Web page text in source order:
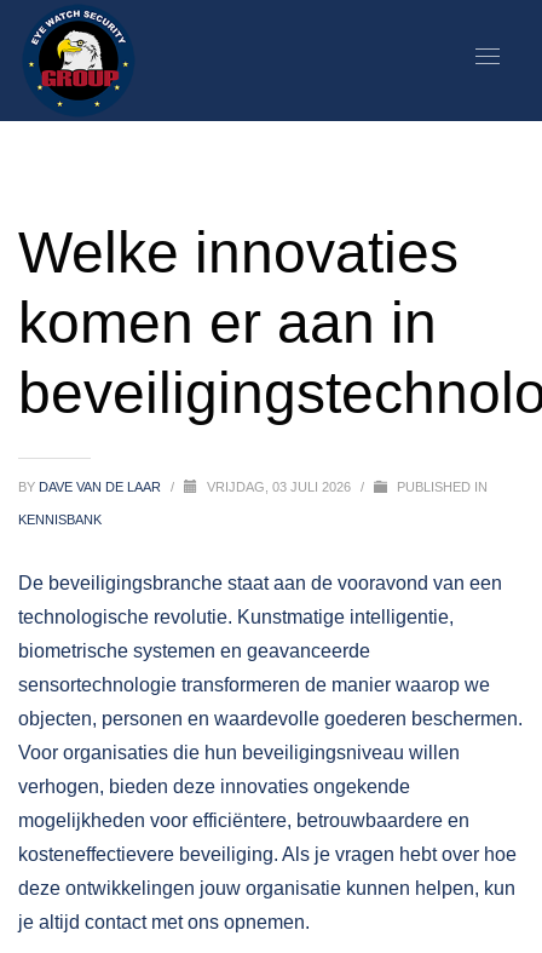
Welke innovaties
komen er aan in
BY DAVE VAN DE LAAR / VRIJDAG, 03 JULI 2026 / PUBLISHED IN
KENNISBANK
De beveiligingsbranche staat aan de vooravond van een
technologische revolutie. Kunstmatige intelligentie,
biometrische systemen en geavanceerde
sensortechnologie transformeren de manier waarop we
objecten, personen en waardevolle goederen beschermen.
Voor organisaties die hun beveiligingsniveau willen
verhogen, bieden deze innovaties ongekende
mogelijkheden voor efficiëntere, betrouwbaardere en
kosteneffectievere beveiliging. Als je vragen hebt over hoe
deze ontwikkelingen jouw organisatie kunnen helpen, kun
je altijd contactmet ons opnemen.